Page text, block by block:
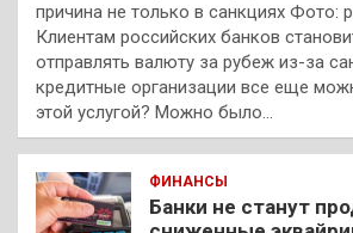
причина не только в санкциях Фото:
Клиентам российских банков
отправлять валюту за рубеж из-за
кредитные организации все еще
этой услугой? Можно было…
ФИНАНСЫ
Банки не станут